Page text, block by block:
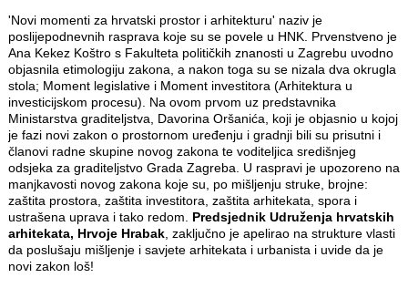
'Novi momenti za hrvatski prostor i arhitekturu' naziv je
poslijepodnevnih rasprava koje su se povele u HNK. Prvenstveno je
Ana Kekez Koštro s Fakulteta političkih znanosti u Zagrebu uvodno
objasnila etimologiju zakona, a nakon toga su se nizala dva okrugla
stola; Moment legislative i Moment investitora (Arhitektura u
investicijskom procesu). Na ovom prvom uz predstavnika
Ministarstva graditeljstva, Davorina Oršanića, koji je objasnio u kojoj
je fazi novi zakon o prostornom uređenju i gradnji bili su prisutni i
članovi radne skupine novog zakona te voditeljica središnjeg
odsjeka za graditeljstvo Grada Zagreba. U raspravi je upozoreno na
manjkavosti novog zakona koje su, po mišljenju struke, brojne:
zaštita prostora, zaštita investitora, zaštita arhitekata, spora i
ustrašena uprava i tako redom. Predsjednik Udruženja hrvatskih
arhitekata, Hrvoje Hrabak, zaključno je apelirao na strukture vlasti
da poslušaju mišljenje i savjete arhitekata i urbanista i uvide da je
novi zakon loš!